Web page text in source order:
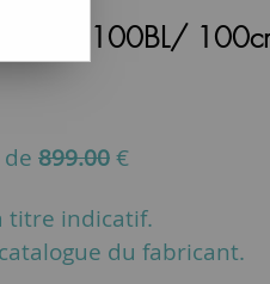
UHDF100BL/
899.00€
titre indicatif.
du fabricant.